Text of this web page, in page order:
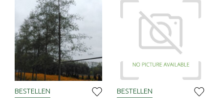
BESTELLEN BESTELLEN